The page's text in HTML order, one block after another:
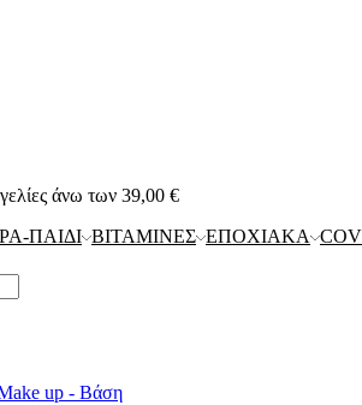
άνω των 39,00 €
ΠΑΙΔΙ ΒΙΤΑΜΙΝΕΣ ΕΠΟΧΙΑΚΑ
up - Βάση